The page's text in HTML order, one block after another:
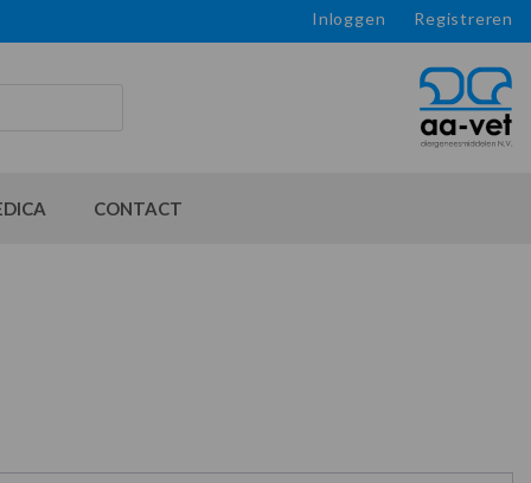
Inloggen Registreren
CONTACT